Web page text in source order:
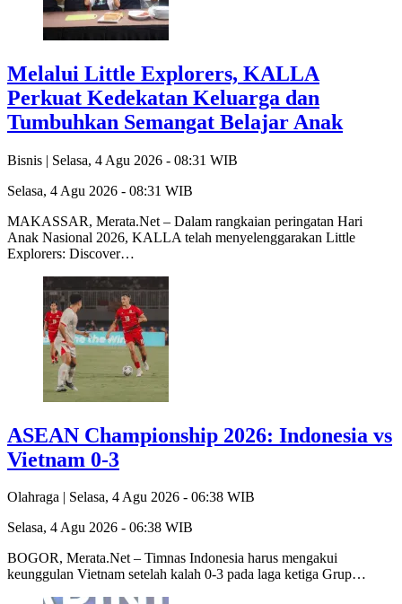
Melalui Little Explorers, KALLA
Perkuat Kedekatan Keluarga dan
Tumbuhkan Semangat Belajar Anak
Bisnis | Selasa, 4 Agu 2026 - 08:31 WIB
Selasa, 4 Agu 2026 - 08:31 WIB
MAKASSAR, Merata.Net – Dalam rangkaian peringatan Hari
Anak Nasional 2026, KALLA telah menyelenggarakan Little
Explorers: Discover…
ASEAN Championship 2026: Indonesia vs
Vietnam 0-3
Olahraga | Selasa, 4 Agu 2026 - 06:38 WIB
Selasa, 4 Agu 2026 - 06:38 WIB
BOGOR, Merata.Net – Timnas Indonesia harus mengakui
keunggulan Vietnam setelah kalah 0-3 pada laga ketiga Grup…